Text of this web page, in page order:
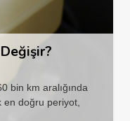
bin km aralığında
doğru periyot,